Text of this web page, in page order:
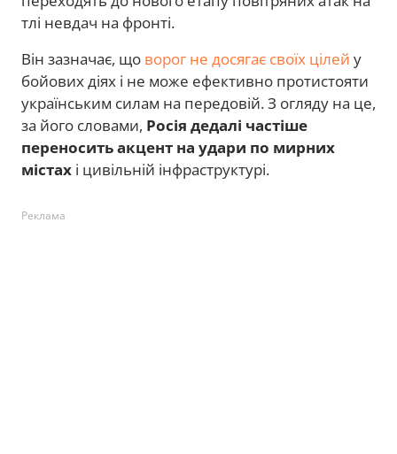
тлі невдач на фронті.
Він зазначає, що ворог не досягає своїх цілей у
бойових діях і не може ефективно протистояти
українським силам на передовій. З огляду на це,
за його словами, Росія дедалі частіше
переносить акцент на удари по мирних
містах і цивільній інфраструктурі.
Реклама